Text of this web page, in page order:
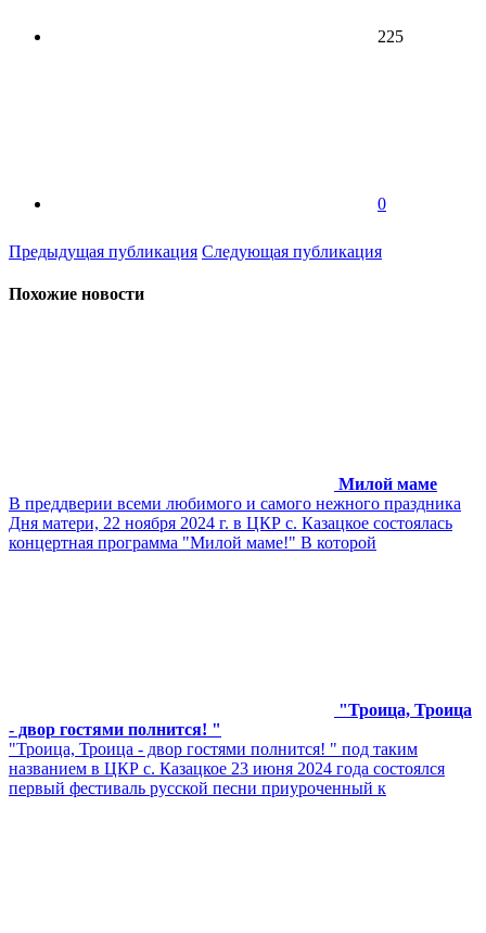
225
0
Предыдущая публикация Следующая публикация
Похожие новости
Милой маме
В преддверии всеми любимого и самого нежного праздника
Дня матери, 22 ноября 2024 г. в ЦКР с. Казацкое состоялась
концертная программа "Милой маме!" В которой
"Троица, Троица
- двор гостями полнится! "
"Троица, Троица - двор гостями полнится! " под таким
названием в ЦКР с. Казацкое 23 июня 2024 года состоялся
первый фестиваль русской песни приуроченный к